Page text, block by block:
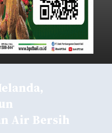
Air Bersih